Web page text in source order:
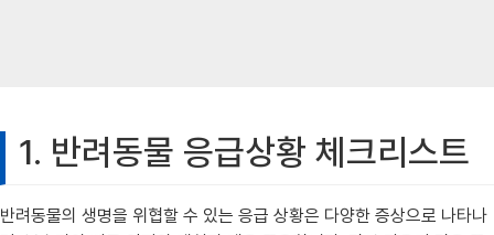
1. 반려동물 응급상황 체크리스트
반려동물의 생명을 위협할 수 있는 응급 상황은 다양한 증상으로 나타나